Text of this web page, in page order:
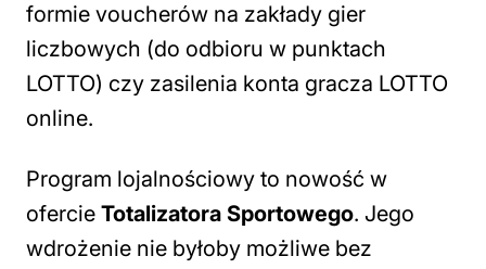
formie voucherów na zakłady gier
liczbowych (do odbioru w punktach
LOTTO) czy zasilenia konta gracza LOTTO
online.
Program lojalnościowy to nowość w
ofercie Totalizatora Sportowego. Jego
wdrożenie nie byłoby możliwe bez